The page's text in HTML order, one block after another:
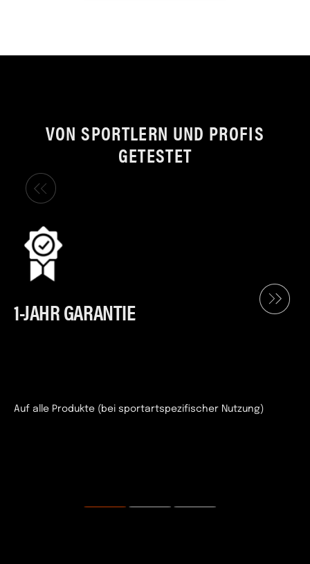
VON SPORTLERN UND PROFIS
GETESTET
1-JAHR GARANTIE
Auf alle Produkte (bei sportartspezifischer Nutzung)